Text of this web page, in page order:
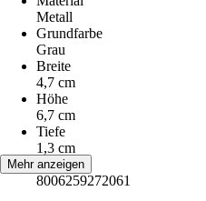
Metall
Grundfarbe
Grau
Breite
4,7 cm
Höhe
6,7 cm
Tiefe
1,3 cm
EAN
8006259272061
Mehr anzeigen